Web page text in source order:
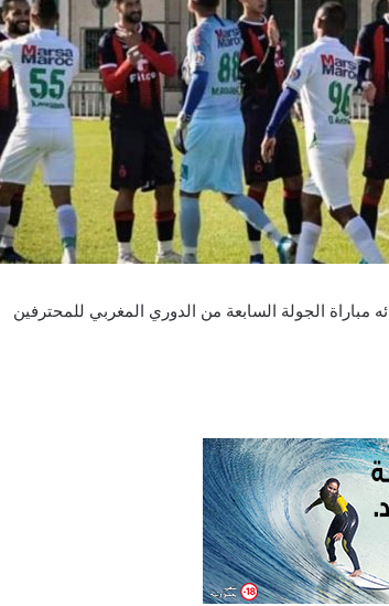
الجولة السابعة من الدوري المغربي للمحترفين